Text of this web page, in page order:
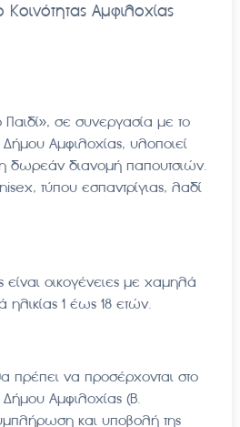
Αμφιλοχίας
σε συνεργασία με το
Δήμου Αμφιλοχίας, υλοποιεί
δωρεάν διανομή παπουτσιών.
τύπου εσπαντρίγιας, λαδί
είναι οικογένειες με χαμηλά
ηλικίας 1 έως 18 ετών.
πρέπει να προσέρχονται στο
Δήμου Αμφιλοχίας (Β.
και υποβολή της